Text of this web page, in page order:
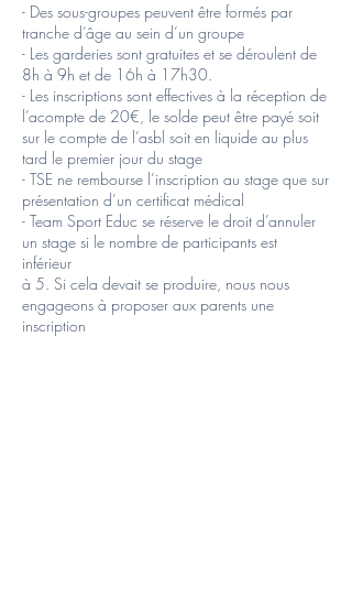
- Des sous-groupes peuvent être formés par
tranche d’âge au sein d’un groupe
- Les garderies sont gratuites et se déroulent de
8h à 9h et de 16h à 17h30.
- Les inscriptions sont effectives à la réception de
l’acompte de 20€, le solde peut être payé soit
sur le compte de l’asbl soit en liquide au plus
tard le premier jour du stage
- TSE ne rembourse l’inscription au stage que sur
présentation d’un certificat médical
- Team Sport Educ se réserve le droit d’annuler
un stage si le nombre de participants est
inférieur
à 5. Si cela devait se produire, nous nous
engageons à proposer aux parents une
inscription